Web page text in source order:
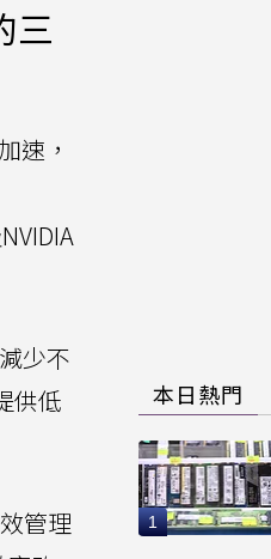
三
速，
少不
供低
管理
本日熱門